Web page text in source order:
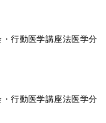
行動医学講座法医学分
行動医学講座法医学分